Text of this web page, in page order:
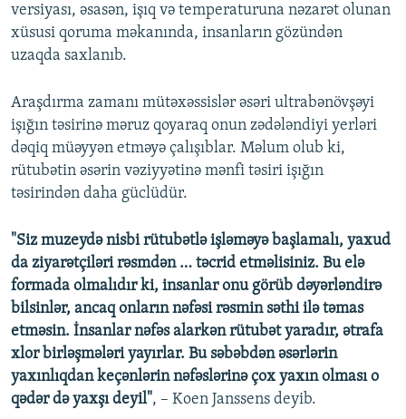
versiyası, əsasən, işıq və temperaturuna nəzarət olunan
xüsusi qoruma məkanında, insanların gözündən
uzaqda saxlanıb.
Araşdırma zamanı mütəxəssislər əsəri ultrabənövşəyi
işığın təsirinə məruz qoyaraq onun zədələndiyi yerləri
dəqiq müəyyən etməyə çalışıblar. Məlum olub ki,
rütubətin əsərin vəziyyətinə mənfi təsiri işığın
təsirindən daha güclüdür.
"Siz muzeydə nisbi rütubətlə işləməyə başlamalı, yaxud
da ziyarətçiləri rəsmdən … təcrid etməlisiniz. Bu elə
formada olmalıdır ki, insanlar onu görüb dəyərləndirə
bilsinlər, ancaq onların nəfəsi rəsmin səthi ilə təmas
etməsin. İnsanlar nəfəs alarkən rütubət yaradır, ətrafa
xlor birləşmələri yayırlar. Bu səbəbdən əsərlərin
yaxınlıqdan keçənlərin nəfəslərinə çox yaxın olması o
qədər də yaxşı deyil", – Koen Janssens deyib.